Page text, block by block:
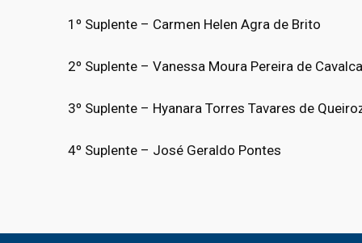
1º Suplente – Carmen Helen Agra de Brito
2º Suplente – Vanessa Moura Pereira de
3º Suplente – Hyanara Torres Tavares de
4º Suplente – José Geraldo Pontes